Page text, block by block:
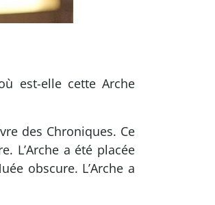
est-elle cette Arche
des Chroniques. Ce
L’Arche a été placée
obscure. L’Arche a